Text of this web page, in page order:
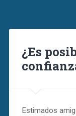
¿Es
Estimados